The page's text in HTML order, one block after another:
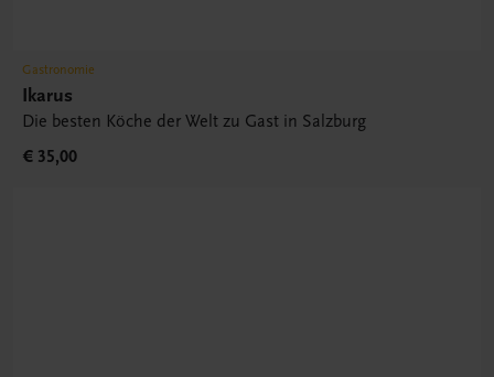
Gastronomie
Ikarus
Die besten Köche der Welt zu Gast in Salzburg
€ 35,00